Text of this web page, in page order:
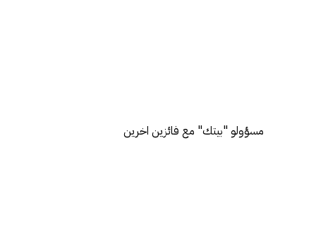
مسؤولو "بيتك" مع فائزين اخرين